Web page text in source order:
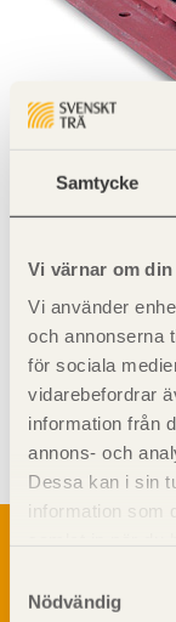
Samtycke
Vi värnar om
Vi använder
och annonserna
för sociala
vidarebefordrar
information från
annons- och
Dessa kan i sin
information som
Nödvändig
Skogsbruk
TräGuiden är
träbyggande